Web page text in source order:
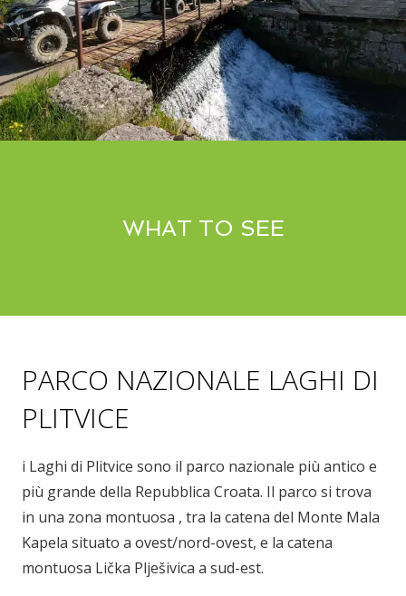
WHAT TO SEE
PARCO NAZIONALE LAGHI DI
PLITVICE
i Laghi di Plitvice sono il parco nazionale più antico e
più grande della Repubblica Croata. Il parco si trova
in una zona montuosa , tra la catena del Monte Mala
Kapela situato a ovest/nord-ovest, e la catena
montuosa Lička Plješivica a sud-est.